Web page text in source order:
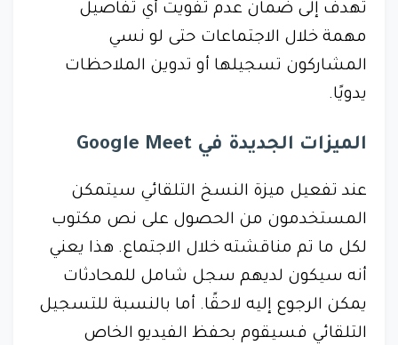
تهدف إلى ضمان عدم تفويت أي تفاصيل
مهمة خلال الاجتماعات حتى لو نسي
المشاركون تسجيلها أو تدوين الملاحظات
يدويًا.
الميزات الجديدة في Google Meet
عند تفعيل ميزة النسخ التلقائي سيتمكن
المستخدمون من الحصول على نص مكتوب
لكل ما تم مناقشته خلال الاجتماع. هذا يعني
أنه سيكون لديهم سجل شامل للمحادثات
يمكن الرجوع إليه لاحقًا. أما بالنسبة للتسجيل
التلقائي فسيقوم بحفظ الفيديو الخاص